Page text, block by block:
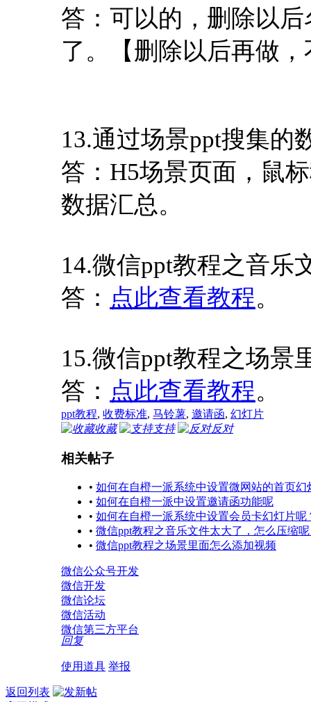
答：可以的，删除以
了。【删除以后再做
13.通过场景ppt搜集的
答：H5场景页面，鼠
数据汇总。
14.微信ppt教程之音乐
答： 点此查看教程。
15.微信ppt教程之场景
答： 点此查看教程。
ppt教程, 收费标准, 马铃薯, 邀请函, 幻灯片
收藏
支持 反对
相关帖子
• 如何在自橙一派系统中设置微网站的首页幻
• 如何在自橙一派中设置邀请函功能呢
• 如何在自橙一派系统中设置会员卡幻灯片呢
• 微信ppt教程之音乐文件太大了，怎么压缩
• 微信ppt教程之场景里面怎么添加视频
微信公众号开发
微信开发
微信论坛
微信活动
微信第三方平台
回复
使用道具 举报
返回列表